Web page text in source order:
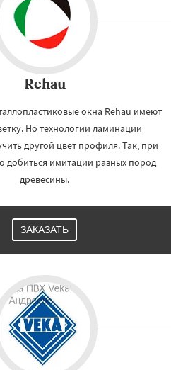
Rehau
окна Rehau имеют
Но технологии ламинации
другой цвет профиля. Так, при
имитации разных пород
древесины.
ЗАКАЗАТЬ